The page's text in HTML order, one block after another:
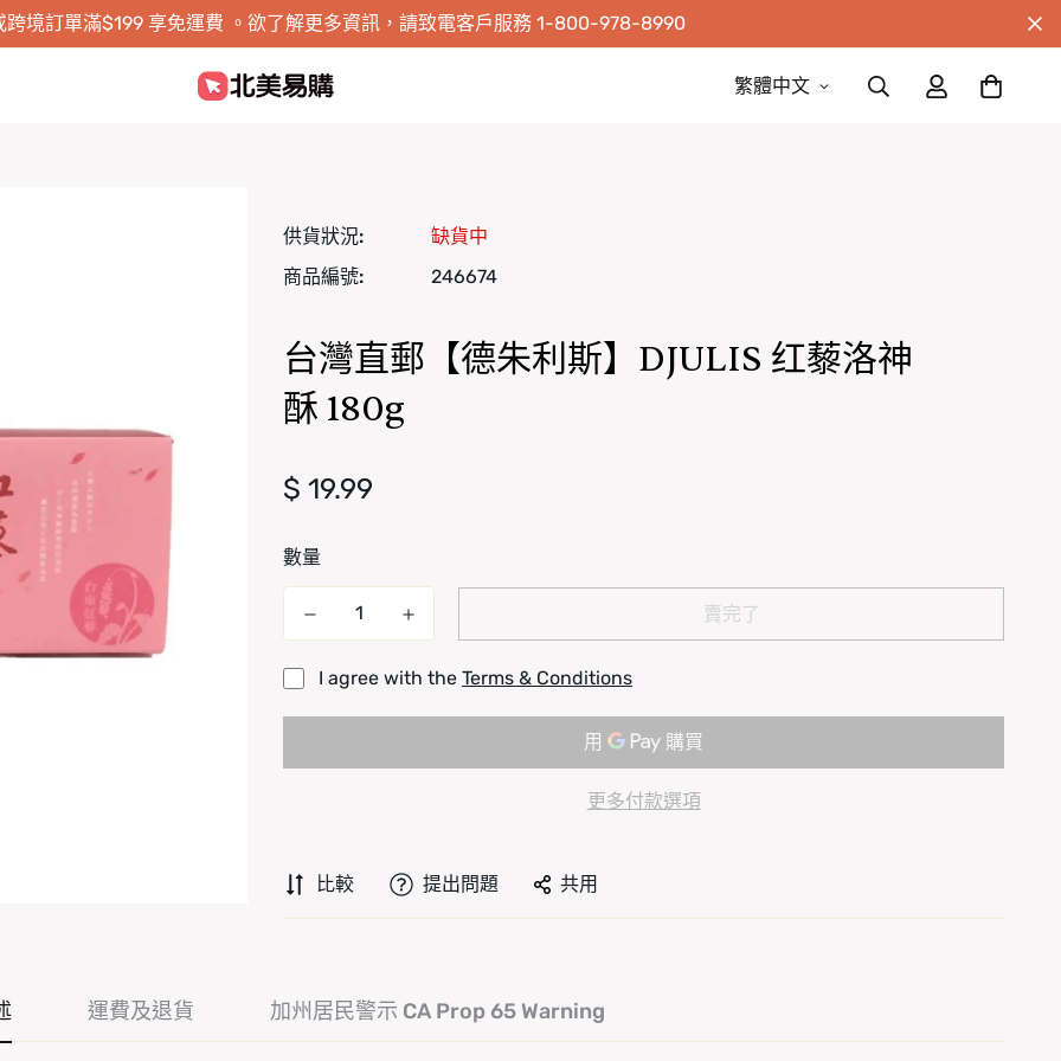
跨境訂單滿$199 享免運費 。欲了解更多資訊，請致電客戶服務 1-800-978-8990
繁體中文
供貨狀況:
缺貨中
商品編號:
246674
台灣直郵【德朱利斯】DJULIS 红藜洛神
酥 180g
正常價格
$ 19.99
數量
賣完了
I agree with the Terms & Conditions
更多付款選項
比較 提出問題 共用
運費及退貨 加州居民警示 CA Prop 65 Warning